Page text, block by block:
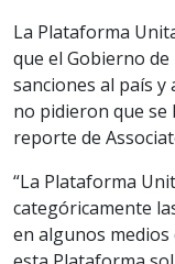
La Plataforma
que el Gobierno
sanciones al país
no pidieron que se
reporte de
“La Plataforma
categóricamente
en algunos medios